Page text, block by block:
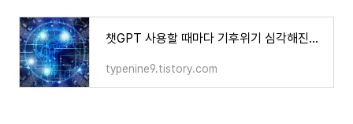
챗GPT 사용할 때마다 기후위기 심각해진다?
typenine9.tistory.com